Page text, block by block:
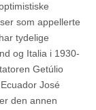
som appellerte
tydelige
og Italia i 1930-
Getúlio
José
den annen